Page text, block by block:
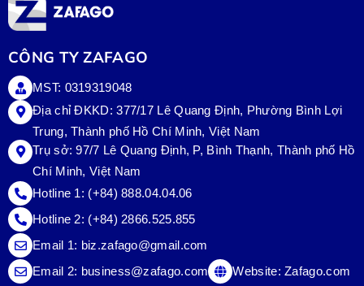
CÔNG TY ZAFAGO
MST: 0319319048
Địa chỉ ĐKKD: 377/17 Lê Quang Định, Phường Bình Lợi
Trung, Thành phố Hồ Chí Minh, Việt Nam
Trụ sở:97/7 Lê Quang Định, P, Bình Thạnh, Thành phố Hồ
Chí Minh, Việt Nam
Hotline 1: (+84) 888.04.04.06
Hotline 2: (+84) 2866.525.855
Email 1: biz.zafago@gmail.com
Email 2: business@zafago.com Website:Zafago.com